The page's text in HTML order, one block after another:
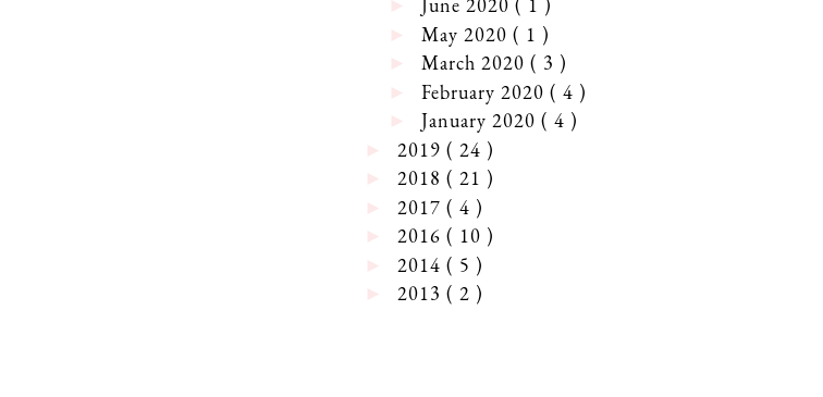
May 2020 ( 1 )
March 2020 ( 3 )
February 2020 ( 4 )
January 2020 ( 4 )
2019 ( 24 )
2018 ( 21 )
2017 ( 4 )
2016 ( 10 )
2014 ( 5 )
2013 ( 2 )